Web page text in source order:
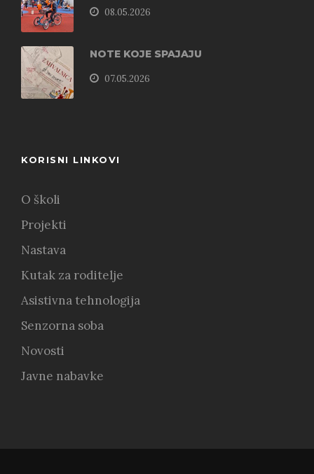
08.05.2026
NOTE KOJE SPAJAJU
07.05.2026
KORISNI LINKOVI
O školi
Projekti
Nastava
Kutak za roditelje
Asistivna tehnologija
Senzorna soba
Novosti
Javne nabavke